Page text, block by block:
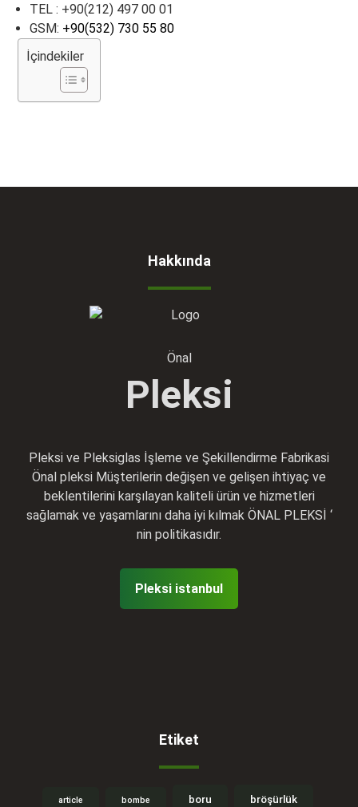
TEL : +90(212) 497 00 01
GSM: +90(532) 730 55 80
İçindekiler
Hakkında
Önal
Pleksi
Pleksi ve Pleksiglas İşleme ve Şekillendirme Fabrikasi
Önal pleksi Müşterilerin değişen ve gelişen ihtiyaç ve
beklentilerini karşılayan kaliteli ürün ve hizmetleri
sağlamak ve yaşamlarını daha iyi kılmak ÖNAL PLEKSİ ‘
nin politikasıdır.
Pleksi istanbul
Etiket
article bombe boru bröşürlük